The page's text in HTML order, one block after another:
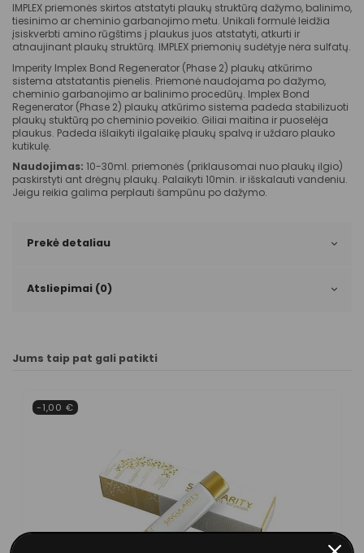
IMPLEX priemonės skirtos atstatyti plaukų struktūrą dažymo, balinimo,
tiesinimo ar cheminio garbanojimo metu. Unikali formulė leidžia
įsiskverbti amino rūgštims į plaukus juos atstatyti, atkurti ir
atnaujinant plaukų struktūrą. IMPLEX priemonių sudėtyje nėra sulfatų.
Imperity Implex Bond Regenerator (Phase 2) plaukų atkūrimo
sistema atstatantis pienelis. Priemonė naudojama po dažymo,
cheminio garbanojimo ar balinimo procedūrų. Implex Bond
Regenerator (Phase 2) plaukų atkūrimo sistema padeda stabilizuoti
plaukų stuktūrą po cheminio poveikio. Giliai maitina ir puoselėja
plaukus. Padeda išlaikyti ilgalaikę plaukų spalvą ir uždaro plauko
kutikulę.
Naudojimas: 10-30ml. priemonės (priklausomai nuo plaukų ilgio)
paskirstyti ant drėgnų plaukų. Palaikyti 10min. ir išskalauti vandeniu.
Jeigu reikia galima perplauti šampūnu po dažymo.
Prekė detaliau
Atsliepimai (0)
Jums taip pat gali patikti
-1,00 €